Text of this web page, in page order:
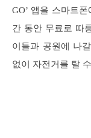
GO’ 앱을 스마트
간 동안 무료로 따
이들과 공원에 나
없이 자전거를 탈